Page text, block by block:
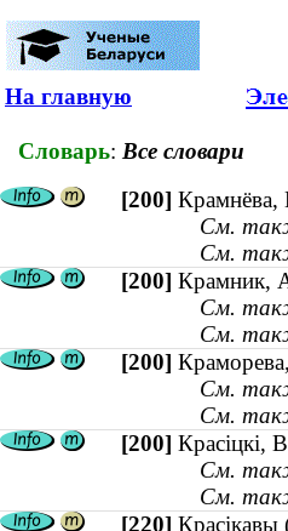
На главную
Словарь: Все словари
[200] Крамнёва,
См.
См.
[200] Крамник,
См.
См.
[200]
См.
См.
[200] Красiцкi,
См.
См.
[220]